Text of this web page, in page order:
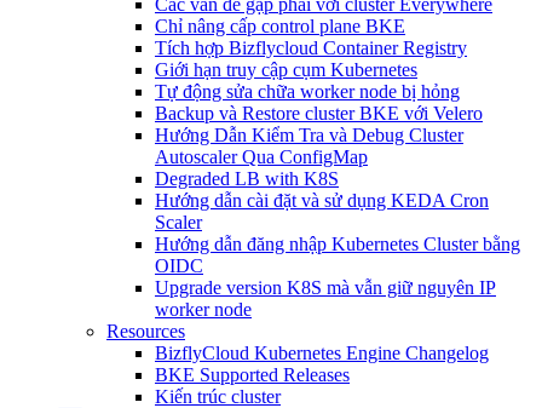
Các vấn đề gặp phải với cluster Everywhere
Chỉ nâng cấp control plane BKE
Tích hợp Bizflycloud Container Registry
Giới hạn truy cập cụm Kubernetes
Tự động sửa chữa worker node bị hỏng
Backup và Restore cluster BKE với Velero
Hướng Dẫn Kiểm Tra và Debug Cluster
Autoscaler Qua ConfigMap
Degraded LB with K8S
Hướng dẫn cài đặt và sử dụng KEDA Cron
Scaler
Hướng dẫn đăng nhập Kubernetes Cluster bằng
OIDC
Upgrade version K8S mà vẫn giữ nguyên IP
worker node
Resources
BizflyCloud Kubernetes Engine Changelog
BKE Supported Releases
Kiến trúc cluster